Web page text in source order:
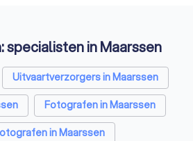
specialisten in Maarssen
Uitvaartverzorgers in Maarssen
Fotografen in Maarssen
in Maarssen